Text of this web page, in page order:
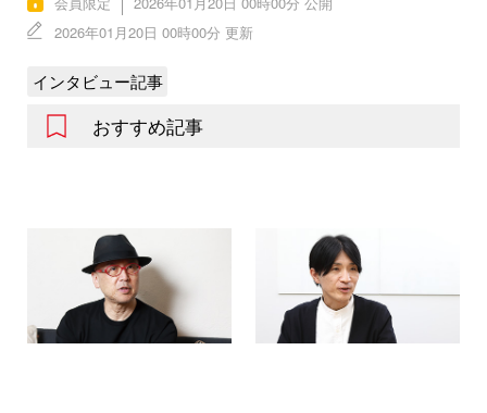
2026年01月20日 00時00分 更新
インタビュー記事
おすすめ記事